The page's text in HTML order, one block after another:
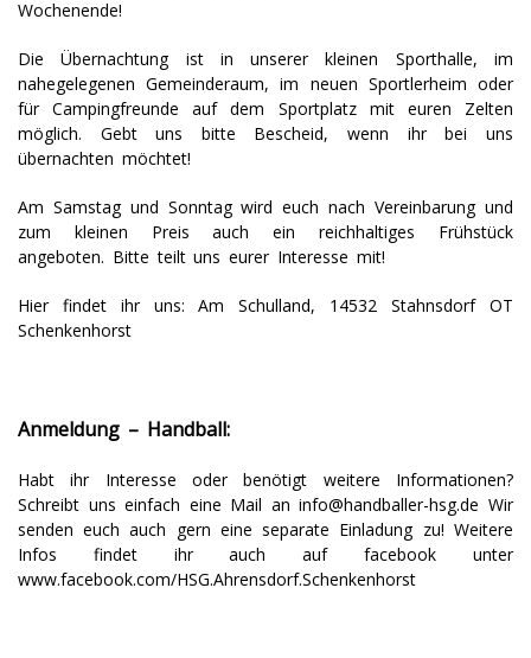
Wochenende!
Die Übernachtung ist in unserer kleinen Sporthalle, im
nahegelegenen Gemeinderaum, im neuen Sportlerheim oder
für Campingfreunde auf dem Sportplatz mit euren Zelten
möglich. Gebt uns bitte Bescheid, wenn ihr bei uns
übernachten möchtet!
Am Samstag und Sonntag wird euch nach Vereinbarung und
zum kleinen Preis auch ein reichhaltiges Frühstück
angeboten. Bitte teilt uns eurer Interesse mit!
Hier findet ihr uns: Am Schulland, 14532 Stahnsdorf OT
Schenkenhorst
Anmeldung – Handball:
Habt ihr Interesse oder benötigt weitere Informationen?
Schreibt uns einfach eine Mail aninfo@handballer-hsg.de Wir
senden euch auch gern eine separate Einladung zu! Weitere
Infos findet ihr auch auf facebook unter
www.facebook.com/HSG.Ahrensdorf.Schenkenhorst